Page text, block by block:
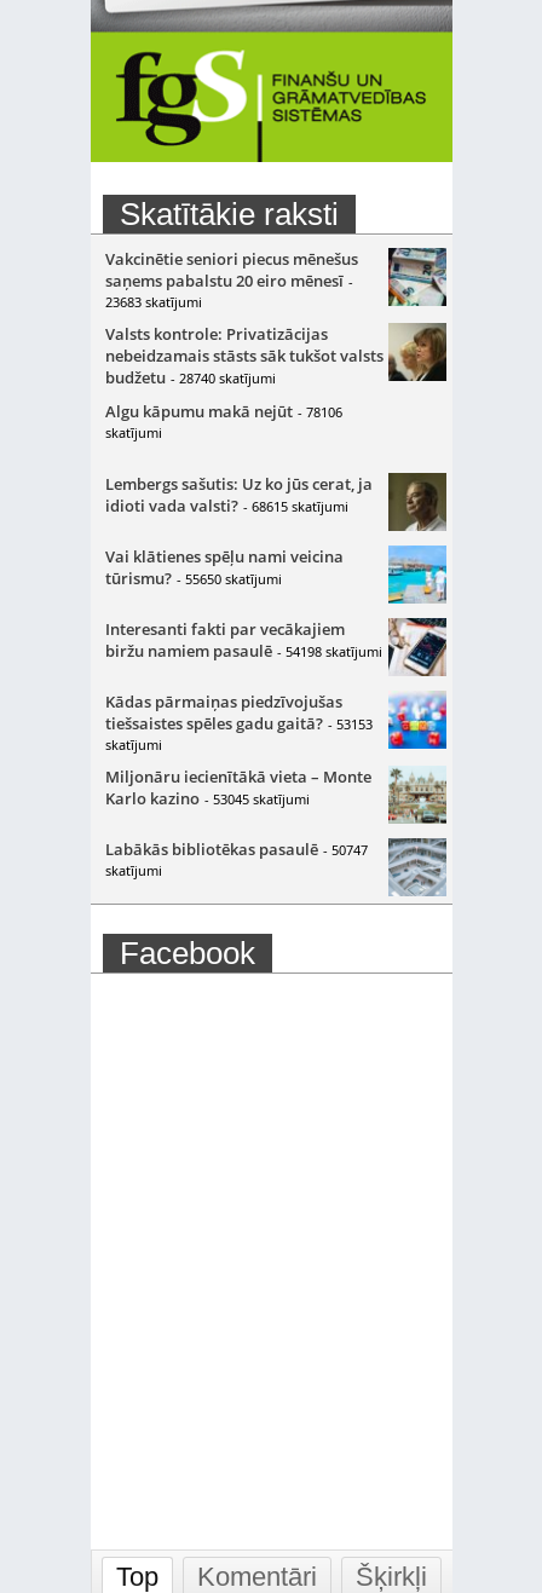
Skatītākie raksti
Vakcinētie seniori piecus mēnešus
saņems pabalstu 20 eiro mēnesī -
23683 skatījumi
Valsts kontrole: Privatizācijas
nebeidzamais stāsts sāk tukšot valsts
budžetu - 28740 skatījumi
Algu kāpumu makā nejūt - 78106
skatījumi
Lembergs sašutis: Uz ko jūs cerat, ja
idioti vada valsti? - 68615 skatījumi
Vai klātienes spēļu nami veicina
tūrismu? - 55650 skatījumi
Interesanti fakti par vecākajiem
biržu namiem pasaulē - 54198 skatījumi
Kādas pārmaiņas piedzīvojušas
tiešsaistes spēles gadu gaitā? - 53153
skatījumi
Miljonāru iecienītākā vieta – Monte
Karlo kazino - 53045 skatījumi
Labākās bibliotēkas pasaulē - 50747
skatījumi
Facebook
Top Komentāri Šķirkļi